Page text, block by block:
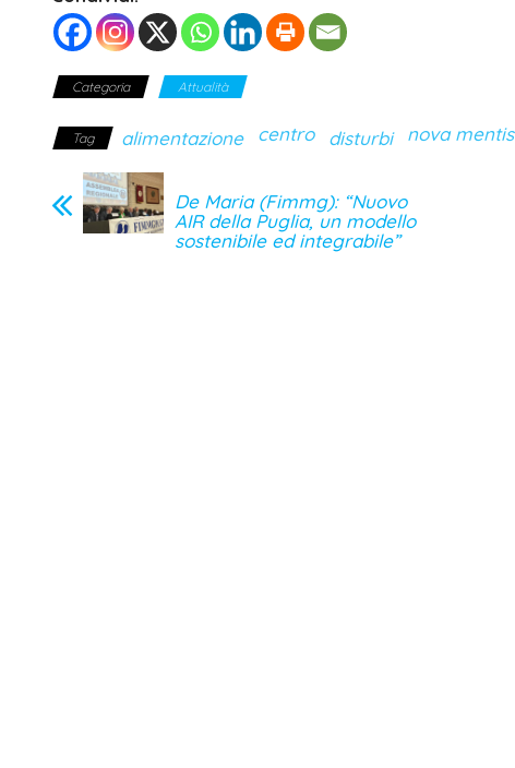
Categoria Attualità
Tag alimentazione centro disturbi nova mentis
De Maria (Fimmg): “Nuovo
AIR della Puglia, un modello
sostenibile ed integrabile”